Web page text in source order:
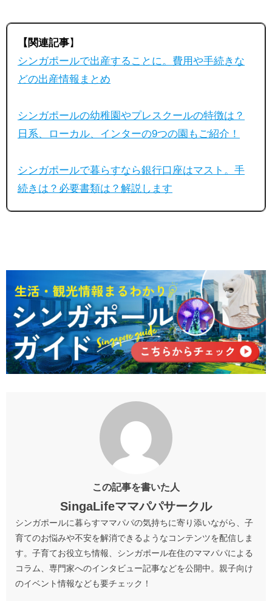
【関連記事】
シンガポールで出産することに。費用や手続きな
どの出産情報まとめ
シンガポールの幼稚園やプレスクールの特徴は？
日系、ローカル、インターの9つの園もご紹介！
シンガポールで暮らすなら銀行口座はマスト。手
続きは？必要書類は？解説します
この記事を書いた人
SingaLifeママパパサークル
シンガポールに暮らすママパパの気持ちに寄り添いながら、子
育てのお悩みや不安を解消できるようなコンテンツを配信しま
す。子育てお役立ち情報、シンガポール在住のママパパによる
コラム、専門家へのインタビュー記事などを公開中。親子向け
のイベント情報なども要チェック！